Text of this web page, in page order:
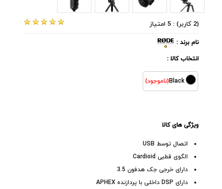
(2 کاربر) : 5 امتیاز
نام برند :
انتخاب کالا :
Black(ناموجود)
ویژگی های کالا
اتصال توسط USB
الگوی قطبی Cardioid
دارای خرجی جک هدفون 3.5
دارای DSP داخلی با پردازنده APHEX